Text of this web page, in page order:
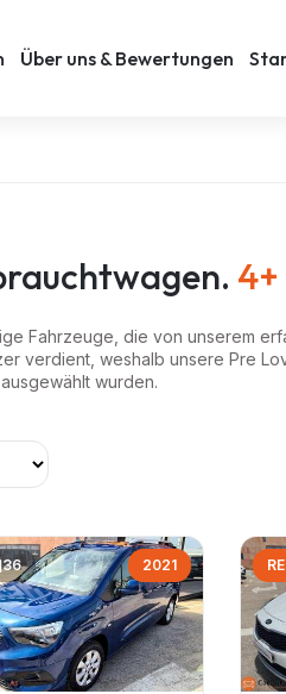
Über uns & Bewertungen
4+
Fahrzeuge, die von unserem
verdient, weshalb unsere Pre
wurden.
36 2021